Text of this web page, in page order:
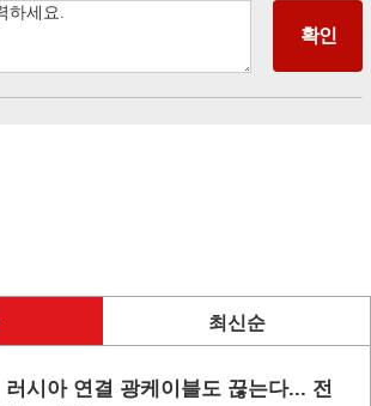
최신순
시아 연결 광케이블도 끊는다... 전